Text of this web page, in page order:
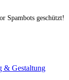
Spambots geschützt!